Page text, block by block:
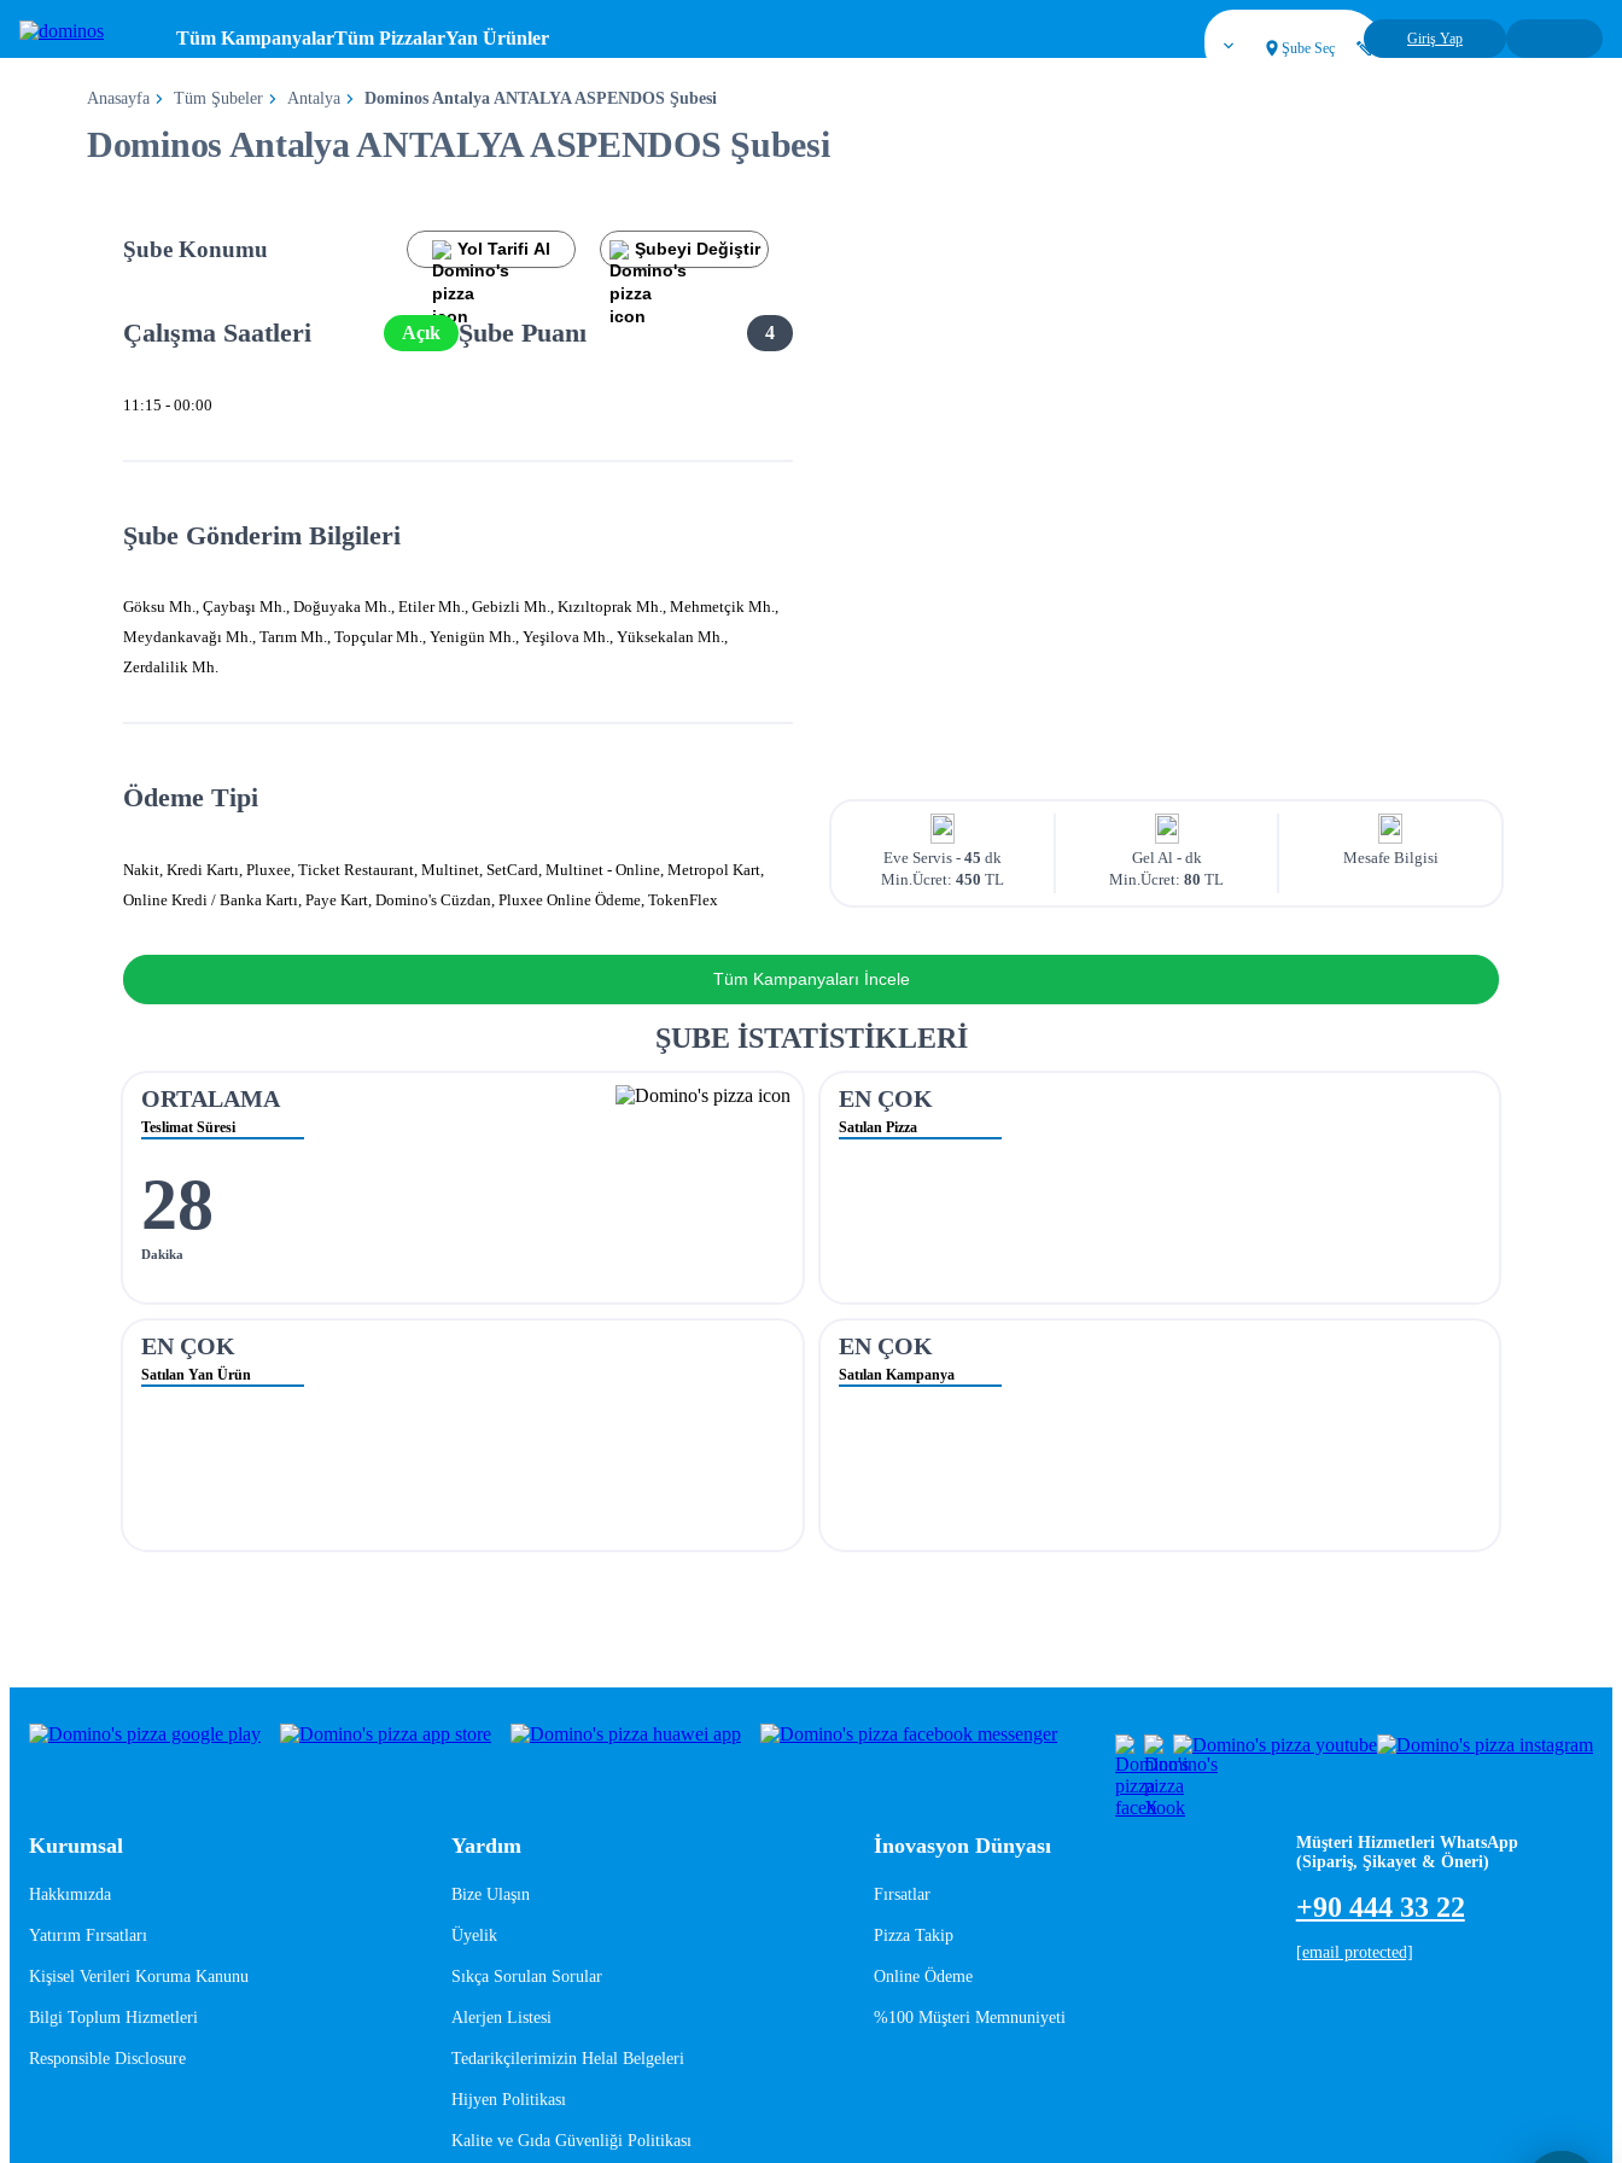
Tüm KampanyalarTüm PizzalarYan Ürünler Şube Seç
Giriş Yap
Anasayfa Tüm Şubeler Antalya Dominos Antalya ANTALYA ASPENDOS Şubesi
Dominos Antalya ANTALYA ASPENDOS Şubesi
Şube Konumu Yol Tarifi Al Şubeyi Değiştir
Çalışma Saatleri Açık
11:15 - 00:00
Şube Puanı 4
Şube Gönderim Bilgileri
Göksu Mh., Çaybaşı Mh., Doğuyaka Mh., Etiler Mh., Gebizli Mh., Kızıltoprak Mh., Mehmetçik Mh.,
Meydankavağı Mh., Tarım Mh., Topçular Mh., Yenigün Mh., Yeşilova Mh., Yüksekalan Mh.,
Zerdalilik Mh.
Ödeme Tipi
Nakit, Kredi Kartı, Pluxee, Ticket Restaurant, Multinet, SetCard, Multinet - Online, Metropol Kart,
Online Kredi / Banka Kartı, Paye Kart, Domino's Cüzdan, Pluxee Online Ödeme, TokenFlex
Eve Servis - 45 dk
Min.Ücret: 450 TL
Gel Al - dk
Min.Ücret: 80 TL
Mesafe Bilgisi
Tüm Kampanyaları İncele
ŞUBE İSTATİSTİKLERİ
ORTALAMA
Teslimat Süresi
28
Dakika
EN ÇOK
Satılan Pizza
EN ÇOK
Satılan Yan Ürün
EN ÇOK
Satılan Kampanya
Kurumsal
Hakkımızda
Yatırım Fırsatları
Kişisel Verileri Koruma Kanunu
Bilgi Toplum Hizmetleri
Responsible Disclosure
Yardım
Bize Ulaşın
Üyelik
Sıkça Sorulan Sorular
Alerjen Listesi
Tedarikçilerimizin Helal Belgeleri
Hijyen Politikası
Kalite ve Gıda Güvenliği Politikası
İnovasyon Dünyası
Fırsatlar
Pizza Takip
Online Ödeme
%100 Müşteri Memnuniyeti
Müşteri Hizmetleri WhatsApp
(Sipariş, Şikayet & Öneri)
+90 444 33 22
[email protected]